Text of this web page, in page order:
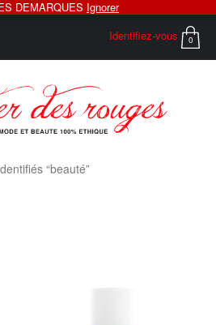
Identifiez-vous 0
“beauté”
DEMARQUES Ignorer